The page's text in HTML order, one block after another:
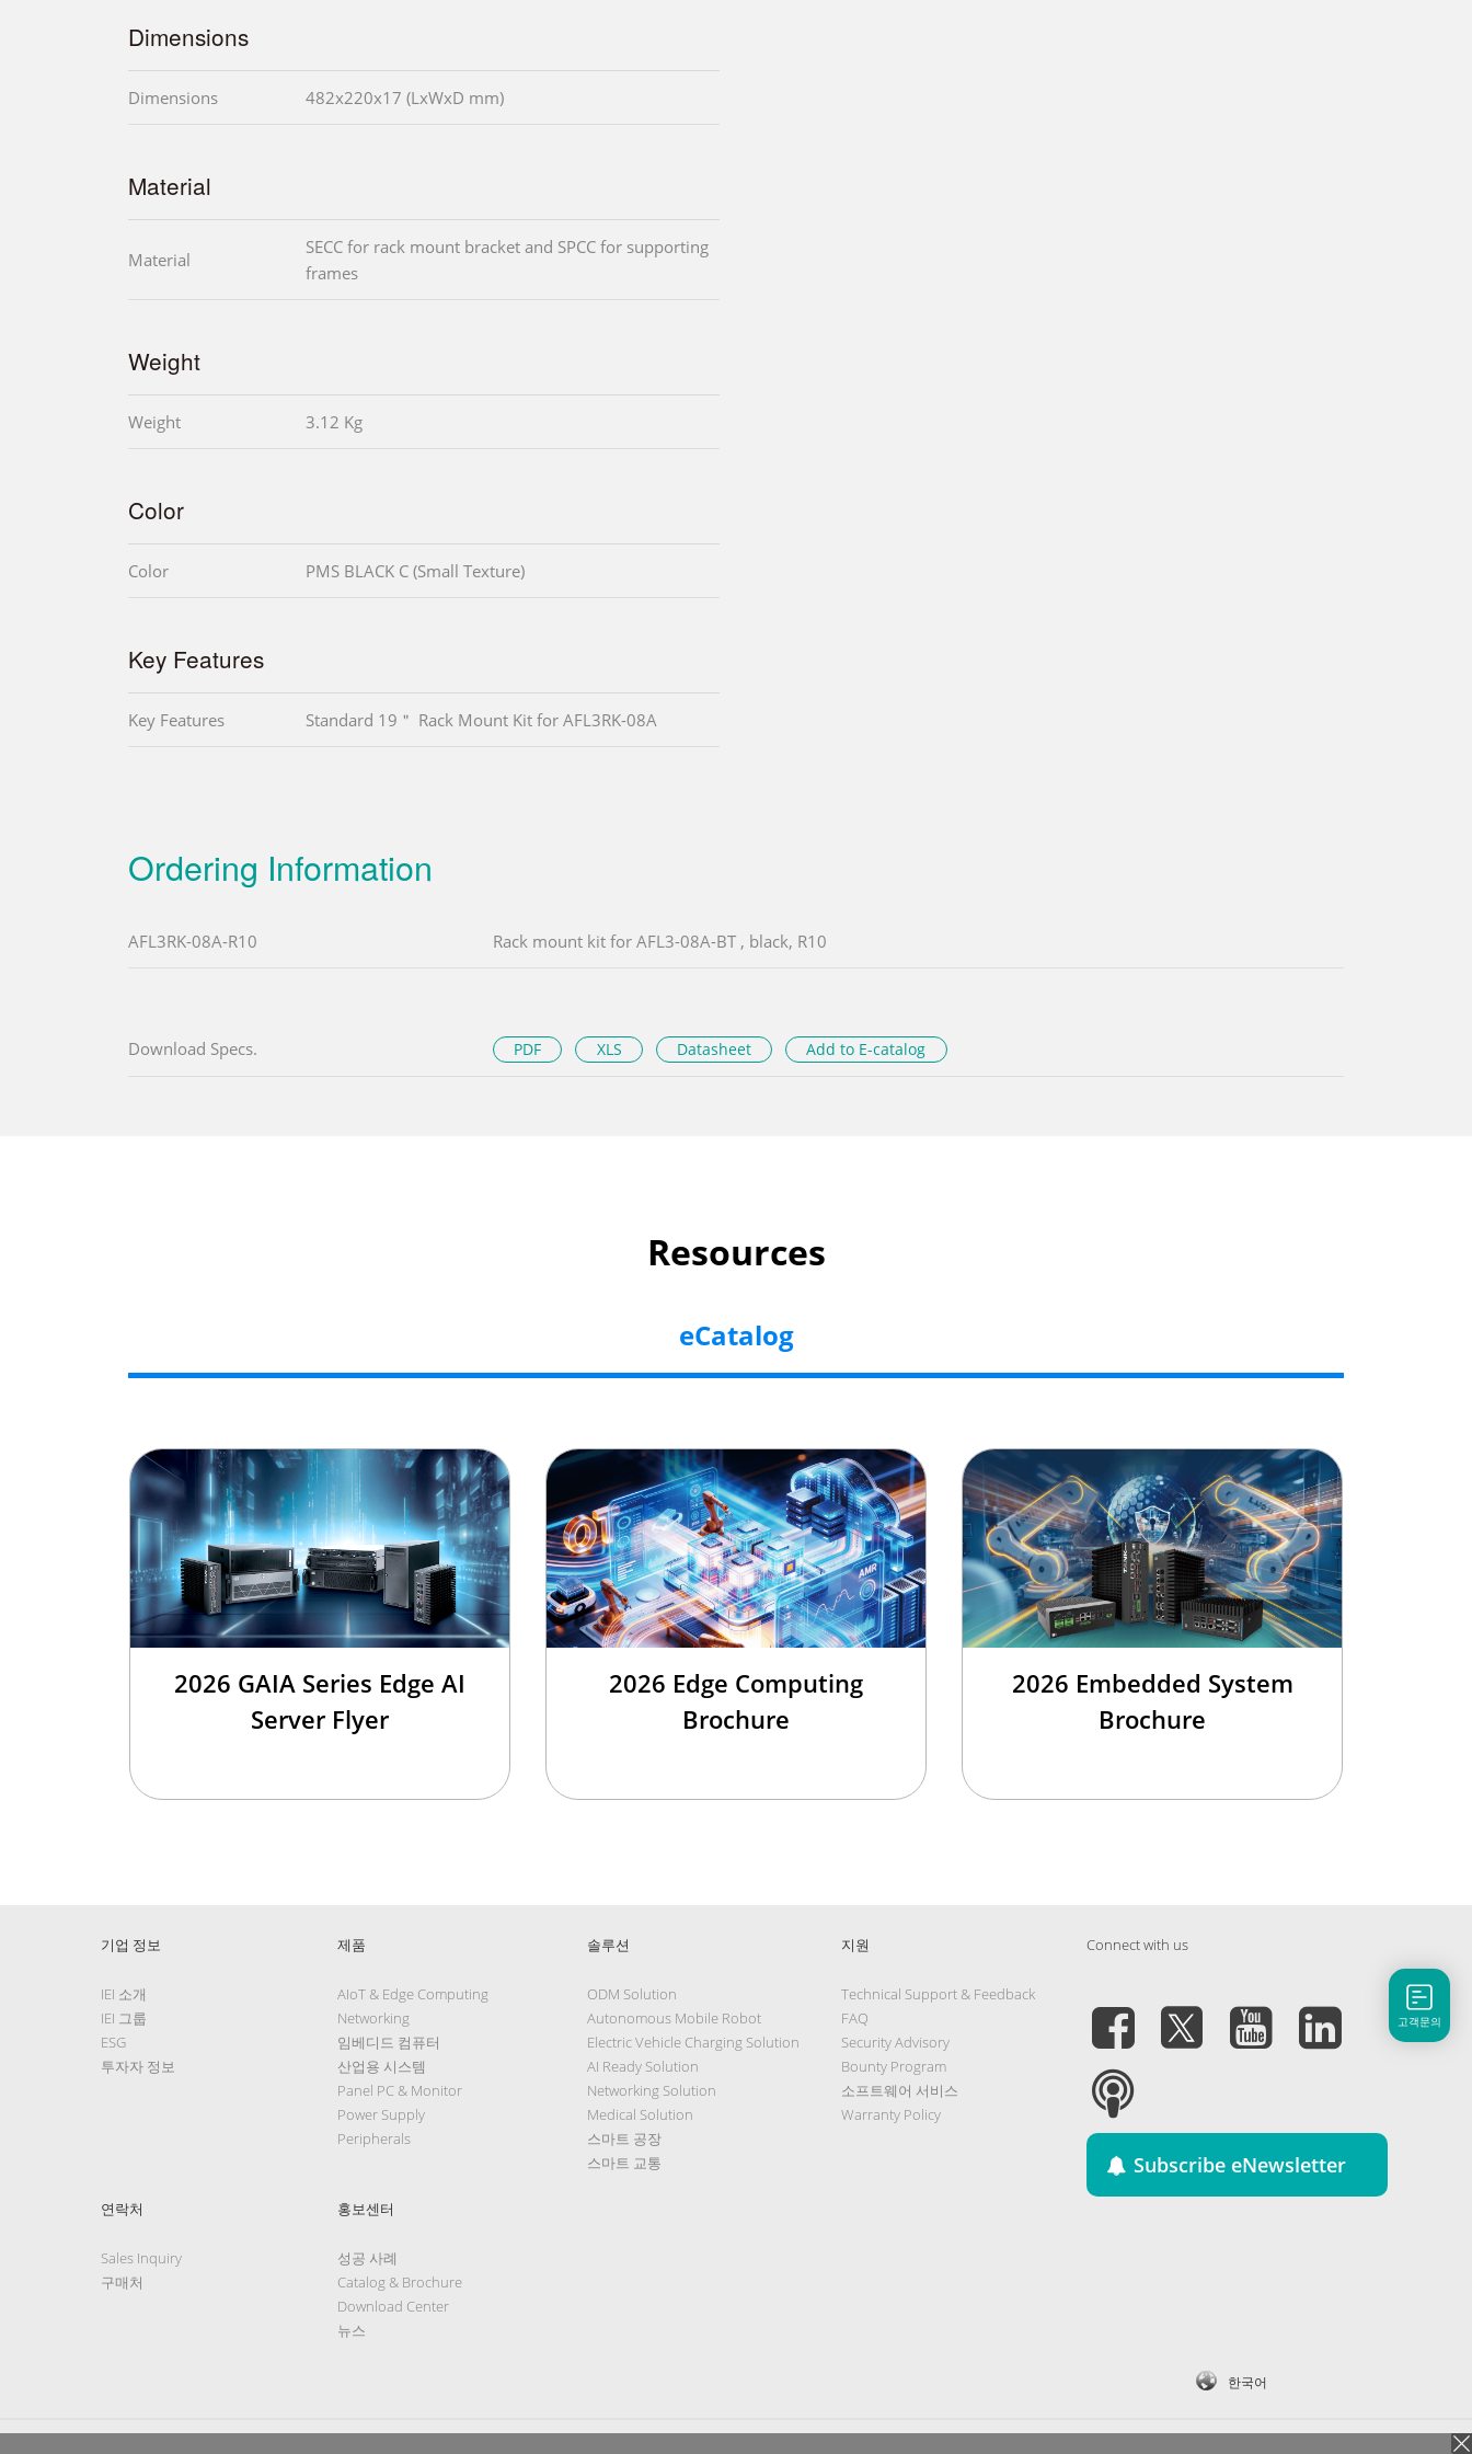
Dimensions
Dimensions 482x220x17 (LxWxD mm)
Material
Material
SECC for rack mount bracket and SPCC for supporting
frames
Weight
Weight 3.12 Kg
Color
Color PMS BLACK C (Small Texture)
Key Features
Key Features Standard 19＂ Rack Mount Kit for AFL3RK-08A
Ordering Information
AFL3RK-08A-R10 Rack mount kit for AFL3-08A-BT , black, R10
Download Specs. PDF XLS Datasheet Add to E-catalog
Resources
eCatalog
2026 GAIA Series Edge AI
Server Flyer
2026 Edge Computing
Brochure
2026 Embedded System
Brochure
기업 정보
IEI 소개
IEI 그룹
ESG
투자자 정보
제품
AIoT & Edge Computing
Networking
임베디드 컴퓨터
산업용 시스템
Panel PC & Monitor
Power Supply
Peripherals
솔루션
ODM Solution
Autonomous Mobile Robot
Electric Vehicle Charging Solution
AI Ready Solution
Networking Solution
Medical Solution
스마트 공장
스마트 교통
지원
Technical Support & Feedback
FAQ
Security Advisory
Bounty Program
소프트웨어 서비스
Warranty Policy
연락처
Sales Inquiry
구매처
홍보센터
성공 사례
Catalog & Brochure
Download Center
뉴스
Connect with us
Subscribe eNewsletter
한국어
고객문의